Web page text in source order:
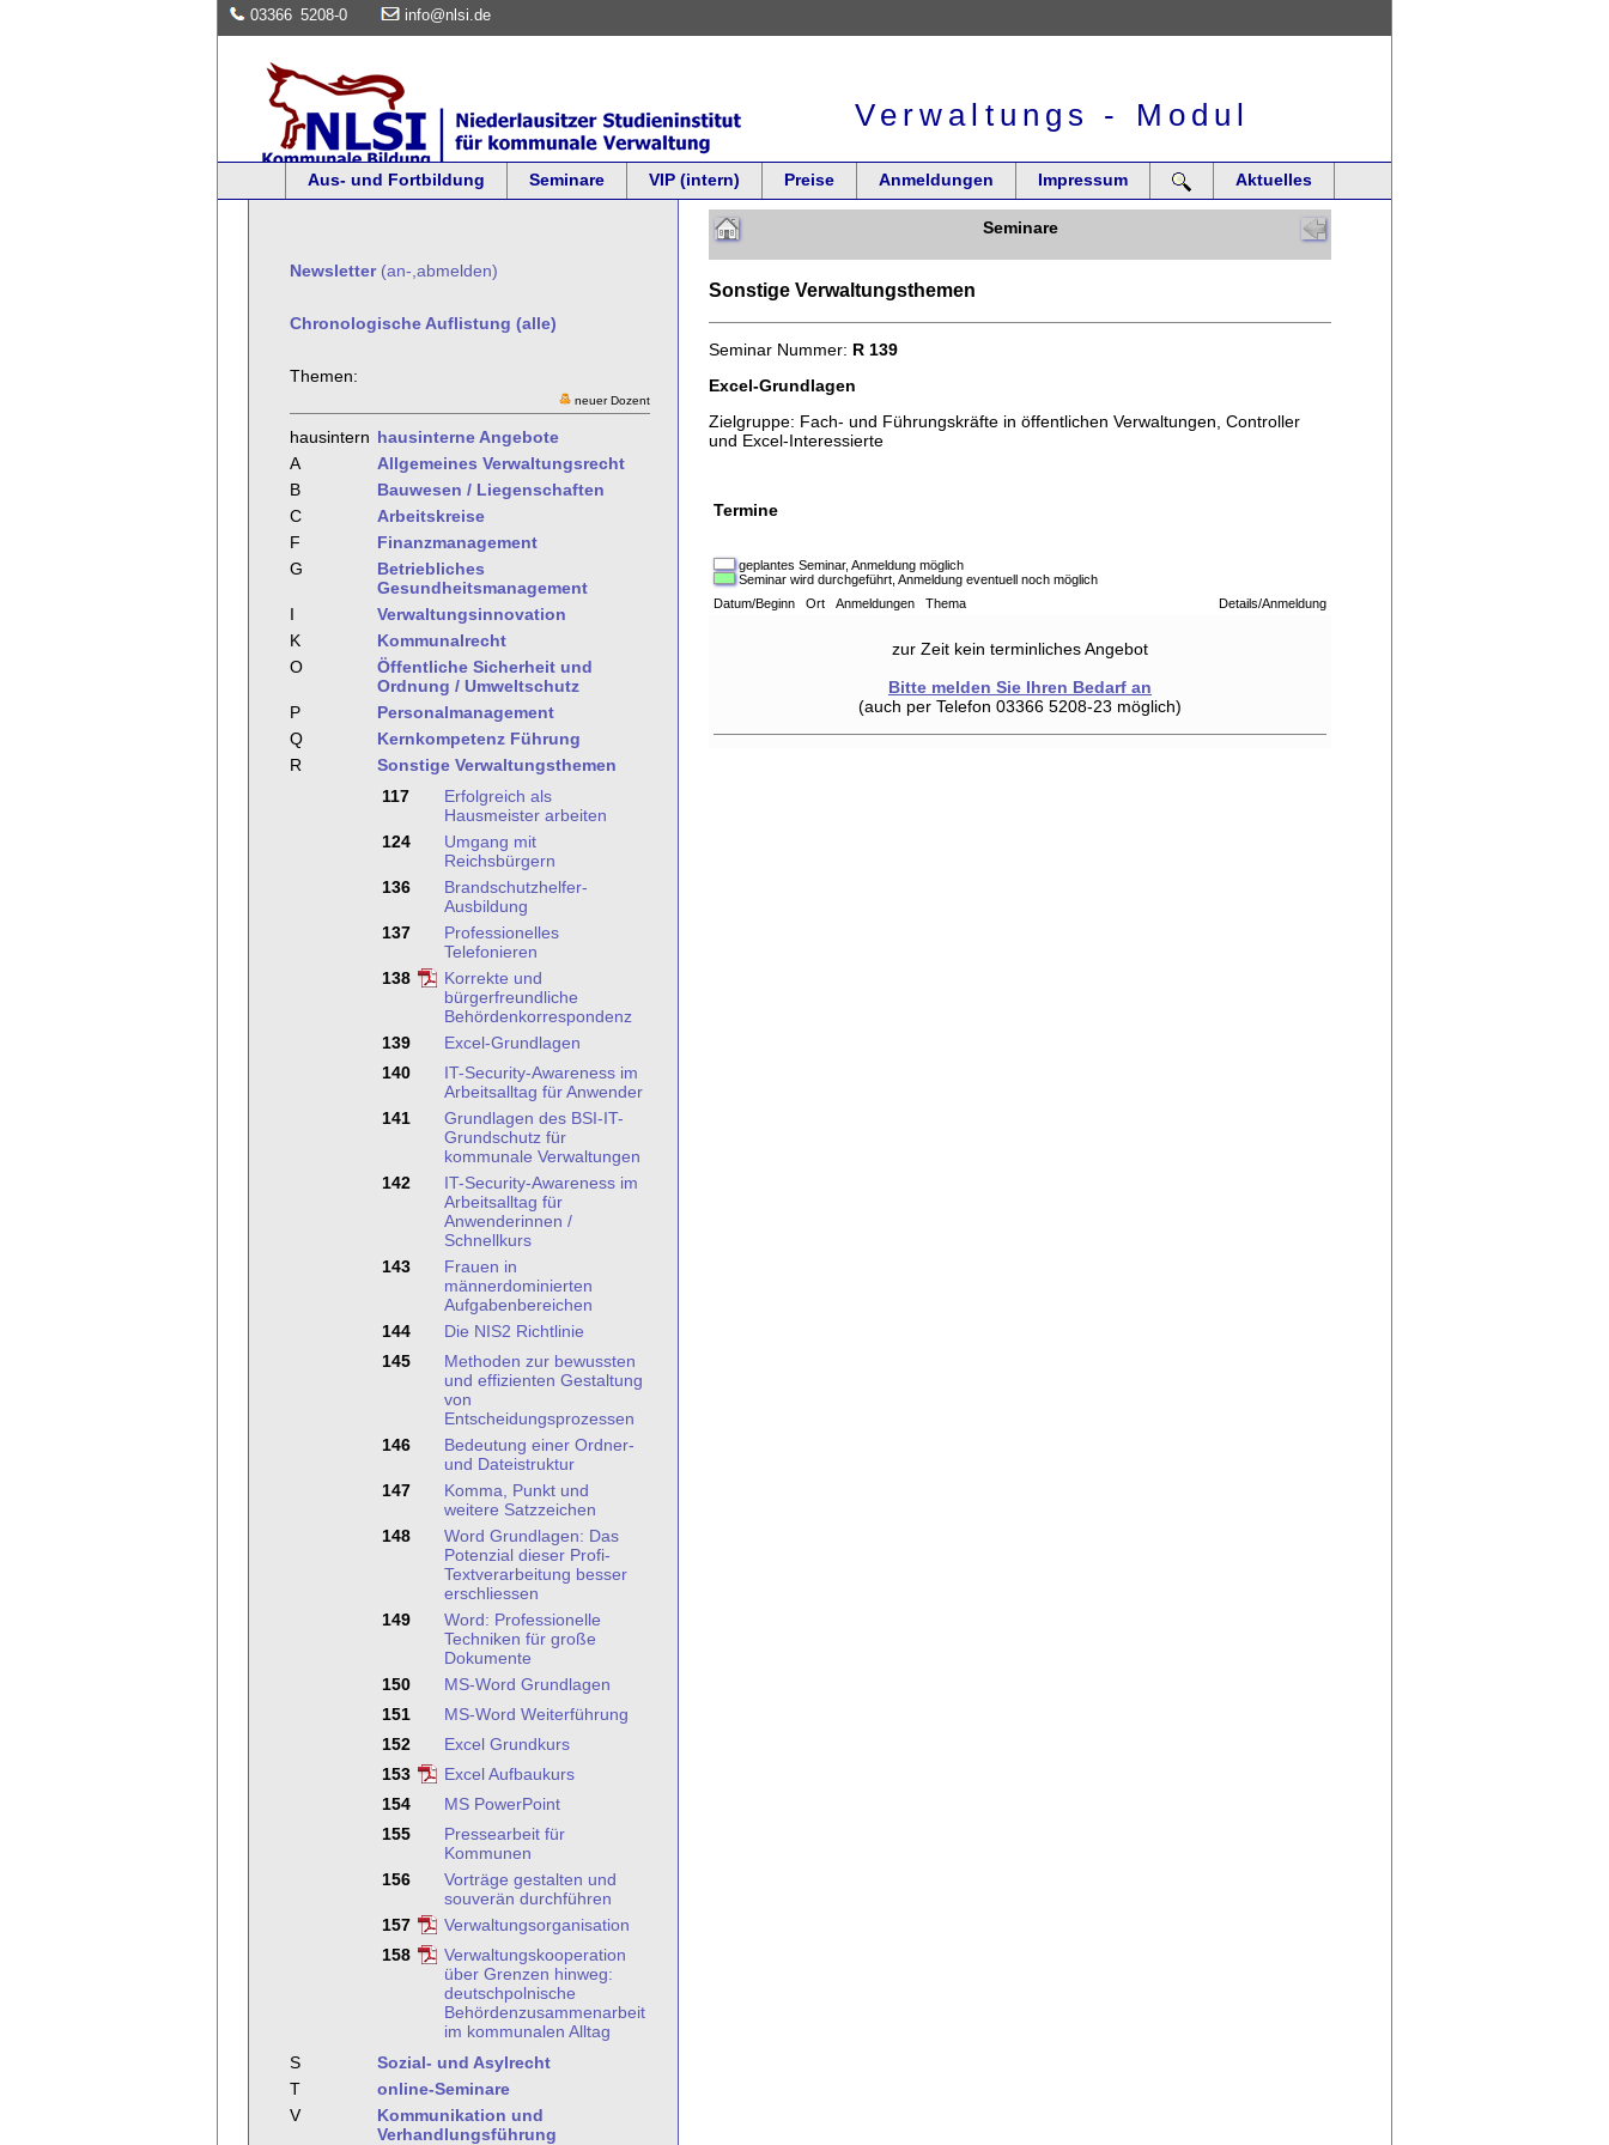
03366 5208-0 info@nlsi.de
Verwaltungs - Modul
Aus- und Fortbildung Seminare VIP (intern) Preise Anmeldungen Impressum Aktuelles
Newsletter(an-,abmelden)
Chronologische Auflistung (alle)
Themen:
neuer Dozent
hausintern hausinterne Angebote
A
Allgemeines Verwaltungsrecht
B
Bauwesen / Liegenschaften
C
Arbeitskreise
F
Finanzmanagement
G
Betriebliches
Gesundheitsmanagement
I
Verwaltungsinnovation
K
Kommunalrecht
O
Öffentliche Sicherheit und
Ordnung / Umweltschutz
P
Personalmanagement
Q
Kernkompetenz Führung
R
Sonstige Verwaltungsthemen
117
Erfolgreich als
Hausmeister arbeiten
124
Umgang mit
Reichsbürgern
136
Brandschutzhelfer-
Ausbildung
137
Professionelles
Telefonieren
138
Korrekte und
bürgerfreundliche
Behördenkorrespondenz
139
Excel-Grundlagen
140
IT-Security-Awareness im
Arbeitsalltag für Anwender
141
Grundlagen des BSI-IT-
Grundschutz für
kommunale Verwaltungen
142
IT-Security-Awareness im
Arbeitsalltag für
Anwenderinnen /
Schnellkurs
143
Frauen in
männerdominierten
Aufgabenbereichen
144
Die NIS2 Richtlinie
145
Methoden zur bewussten
und effizienten Gestaltung
von
Entscheidungsprozessen
146
Bedeutung einer Ordner-
und Dateistruktur
147
Komma, Punkt und
weitere Satzzeichen
148
Word Grundlagen: Das
Potenzial dieser Profi-
Textverarbeitung besser
erschliessen
149
Word: Professionelle
Techniken für große
Dokumente
150
MS-Word Grundlagen
151
MS-Word Weiterführung
152
Excel Grundkurs
153
Excel Aufbaukurs
154
MS PowerPoint
155
Pressearbeit für
Kommunen
156
Vorträge gestalten und
souverän durchführen
157
Verwaltungsorganisation
158
Verwaltungskooperation
über Grenzen hinweg:
deutschpolnische
Behördenzusammenarbeit
im kommunalen Alltag
S
Sozial- und Asylrecht
T
online-Seminare
V
Kommunikation und
Verhandlungsführung
Seminare
Sonstige Verwaltungsthemen
Seminar Nummer: R 139
Excel-Grundlagen
Zielgruppe: Fach- und Führungskräfte in öffentlichen Verwaltungen, Controller
und Excel-Interessierte
Termine
geplantes Seminar, Anmeldung möglich
Seminar wird durchgeführt, Anmeldung eventuell noch möglich
Datum/Beginn Ort Anmeldungen Thema
Details/Anmeldung
zur Zeit kein terminliches Angebot
Bitte melden Sie Ihren Bedarf an
(auch per Telefon 03366 5208-23 möglich)